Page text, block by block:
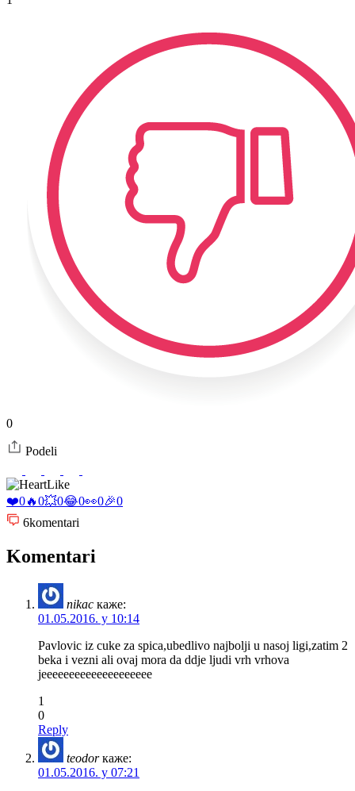
0
Podeli
Like
❤️0🔥0💥0😂0👀0🎉0
6komentari
Komentari
nikac каже:
01.05.2016. у 10:14
Pavlovic iz cuke za spica,ubedlivo najbolji u nasoj ligi,zatim 2
beka i vezni ali ovaj mora da ddje ljudi vrh vrhova
jeeeeeeeeeeeeeeeeeeee
1
0
Reply
teodor каже:
01.05.2016. у 07:21